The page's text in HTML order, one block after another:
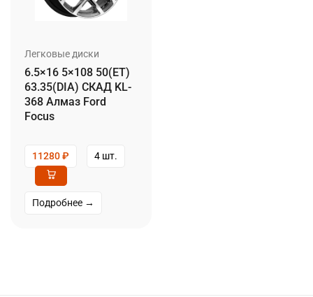
Легковые диски
6.5×16 5×108 50(ET)
63.35(DIA) СКАД KL-
368 Алмаз Ford
Focus
11280₽ 4 шт.
Подробнее →